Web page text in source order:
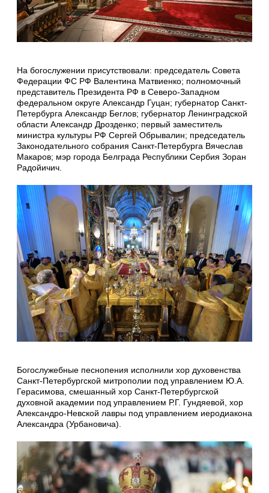
На богослужении присутствовали: председатель Совета
Федерации ФС РФ Валентина Матвиенко; полномочный
представитель Президента РФ в Северо-Западном
федеральном округе Александр Гуцан; губернатор Санкт-
Петербурга Александр Беглов; губернатор Ленинградской
области Александр Дрозденко; первый заместитель
министра культуры РФ Сергей Обрывалин; председатель
Законодательного собрания Санкт-Петербурга Вячеслав
Макаров; мэр города Белграда Республики Сербия Зоран
Радойичич.
Богослужебные песнопения исполнили хор духовенства
Санкт-Петербургской митрополии под управлением Ю.А.
Герасимова, смешанный хор Санкт-Петербургской
духовной академии под управлением Р.Г. Гундяевой, хор
Александро-Невской лавры под управлением иеродиакона
Александра (Урбановича).